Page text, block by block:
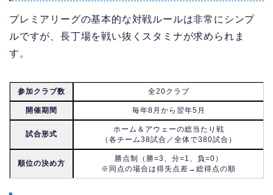
プレミアリーグの基本的な対戦ルールは非常にシンプ
ルですが、長丁場を戦い抜くスタミナが求められま
す。
参加クラブ数 全20クラブ
開催期間 毎年8月から翌年5月
試合形式
ホーム＆アウェーの総当たり戦
（各チーム38試合／全体で380試合）
順位の決め方
勝点制（勝=3、分=1、負=0）
※同点の場合は得失点差→総得点の順